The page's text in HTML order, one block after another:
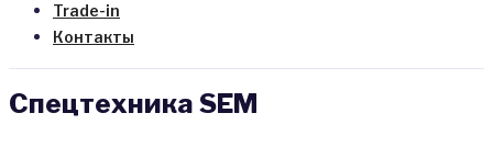
Trade-in
Контакты
Спецтехника SEM